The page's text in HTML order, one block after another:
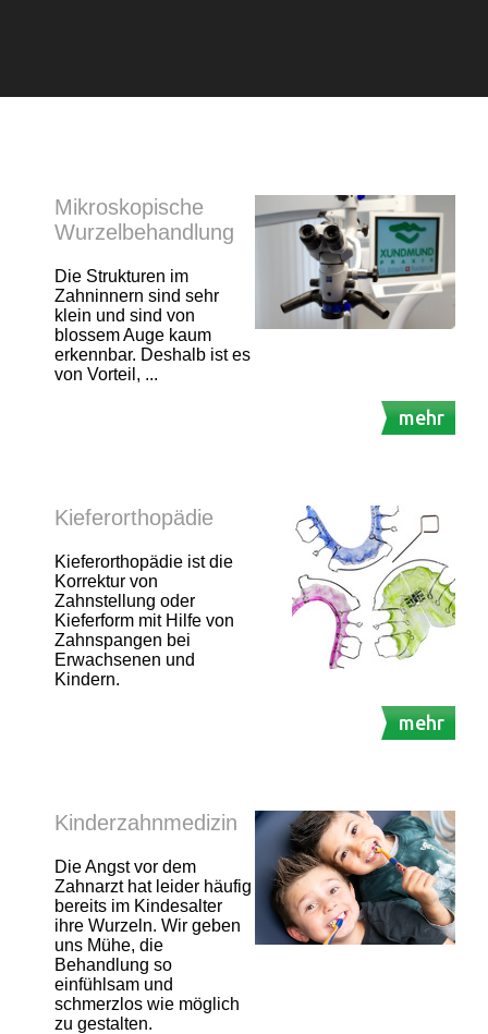
Mikroskopische
Wurzelbehandlung
Die Strukturen im
Zahninnern sind sehr
klein und sind von
blossem Auge kaum
erkennbar. Deshalb ist es
von Vorteil, ...
mehr
Kieferorthopädie
Kieferorthopädie ist die
Korrektur von
Zahnstellung oder
Kieferform mit Hilfe von
Zahnspangen bei
Erwachsenen und
Kindern.
mehr
Kinderzahnmedizin
Die Angst vor dem
Zahnarzt hat leider häufig
bereits im Kindesalter
ihre Wurzeln. Wir geben
uns Mühe, die
Behandlung so
einfühlsam und
schmerzlos wie möglich
zu gestalten.